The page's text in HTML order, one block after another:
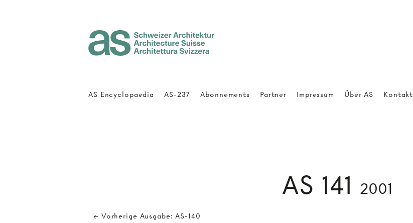
AS 141 2001
← Vorherige Ausgabe: AS-140
AS Encyclopaedia AS-237 Abonnements Partner Impressum Über AS Kontakt